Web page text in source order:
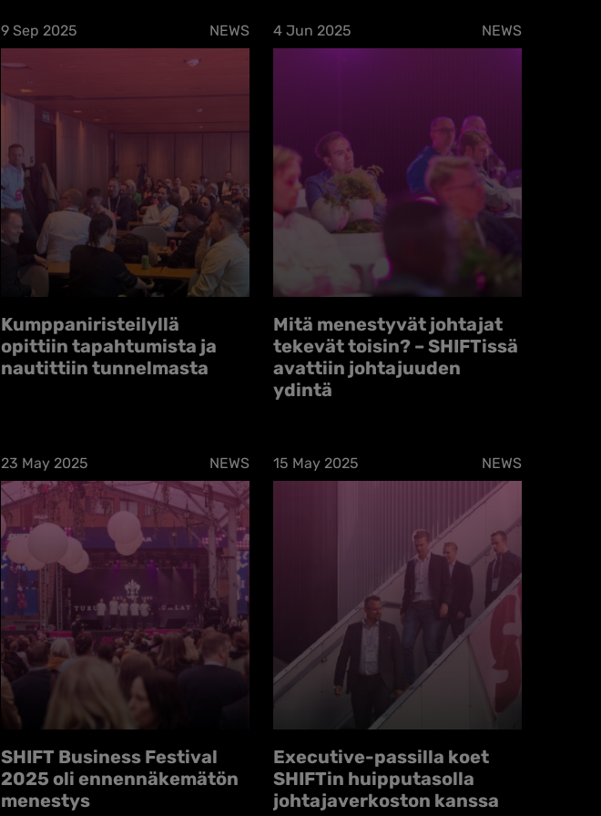
9 Sep 2025 NEWS
Kumppani­risteilyllä
opittiin tapahtumista ja
nautittiin tunnelmasta
4 Jun 2025 NEWS
Mitä menestyvät johtajat
tekevät toisin? – SHIFTissä
avattiin johtajuuden
ydintä
23 May 2025 NEWS
SHIFT Business Festival
2025 oli ennennäkemätön
menestys
15 May 2025 NEWS
Executive-passilla koet
SHIFTin huipputasolla
johtajaverkoston kanssa